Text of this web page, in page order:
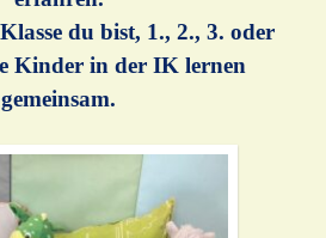
du bist, 1., 2., 3. oder
Kinder in der IK lernen
gemeinsam.